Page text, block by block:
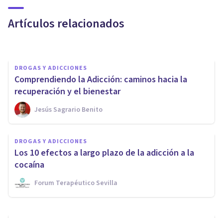
Artículos relacionados
dulce?
DROGAS Y ADICCIONES
Comprendiendo la Adicción: caminos hacia la
recuperación y el bienestar
Jesús Sagrario Benito
DROGAS Y ADICCIONES
Los 10 efectos a largo plazo de la adicción a la
cocaína
Forum Terapéutico Sevilla
Las claves para comprender el
Juego Patológico
Iea